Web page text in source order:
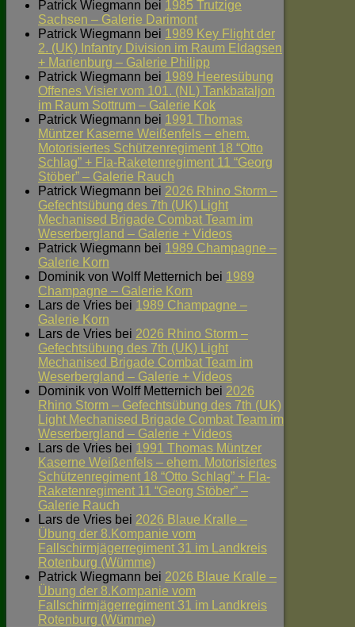
Patrick Wiegmann bei 1985 Trutzige
Sachsen – Galerie Darimont
Patrick Wiegmann bei 1989 Key Flight der
2. (UK) Infantry Division im Raum Eldagsen
+ Marienburg – Galerie Philipp
Patrick Wiegmann bei 1989 Heeresübung
Offenes Visier vom 101. (NL) Tankbataljon
im Raum Sottrum – Galerie Kok
Patrick Wiegmann bei 1991 Thomas
Müntzer Kaserne Weißenfels – ehem.
Motorisiertes Schützenregiment 18 “Otto
Schlag” + Fla-Raketenregiment 11 “Georg
Stöber” – Galerie Rauch
Patrick Wiegmann bei 2026 Rhino Storm –
Gefechtsübung des 7th (UK) Light
Mechanised Brigade Combat Team im
Weserbergland – Galerie + Videos
Patrick Wiegmann bei 1989 Champagne –
Galerie Korn
Dominik von Wolff Metternich bei 1989
Champagne – Galerie Korn
Lars de Vries bei 1989 Champagne –
Galerie Korn
Lars de Vries bei 2026 Rhino Storm –
Gefechtsübung des 7th (UK) Light
Mechanised Brigade Combat Team im
Weserbergland – Galerie + Videos
Dominik von Wolff Metternich bei 2026
Rhino Storm – Gefechtsübung des 7th (UK)
Light Mechanised Brigade Combat Team im
Weserbergland – Galerie + Videos
Lars de Vries bei 1991 Thomas Müntzer
Kaserne Weißenfels – ehem. Motorisiertes
Schützenregiment 18 “Otto Schlag” + Fla-
Raketenregiment 11 “Georg Stöber” –
Galerie Rauch
Lars de Vries bei 2026 Blaue Kralle –
Übung der 8.Kompanie vom
Fallschirmjägerregiment 31 im Landkreis
Rotenburg (Wümme)
Patrick Wiegmann bei 2026 Blaue Kralle –
Übung der 8.Kompanie vom
Fallschirmjägerregiment 31 im Landkreis
Rotenburg (Wümme)